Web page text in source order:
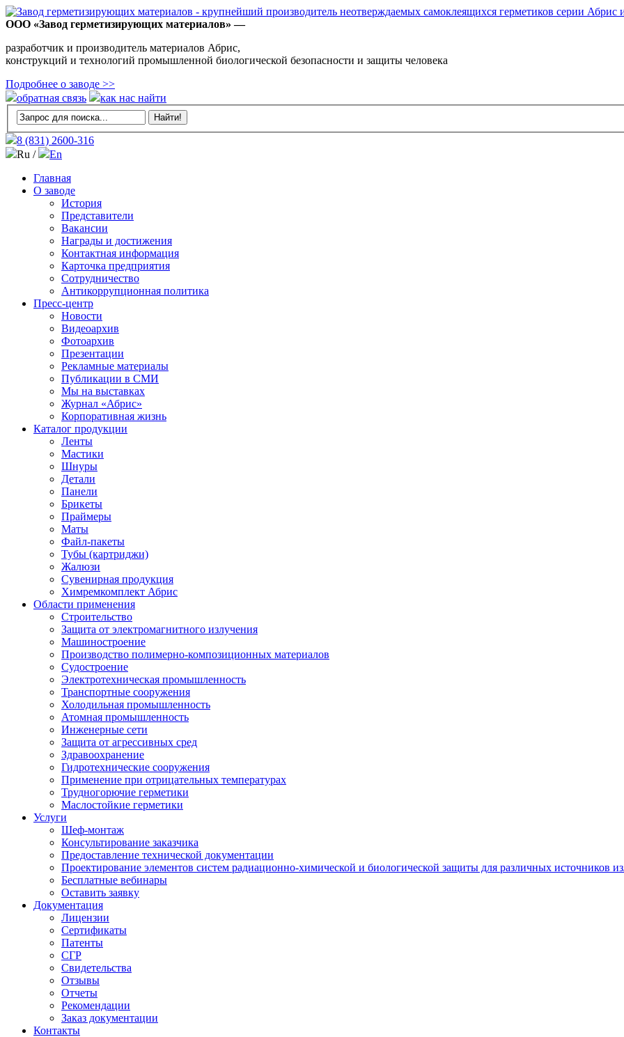
ООО «Завод герметизирующих материалов» —
разработчик и производитель материалов Абрис,
конструкций и технологий промышленной биологической безопасности и защиты человека
Подробнее о заводе >>
обратная связь
как нас найти
8 (831) 2600-316
Ru /
En
Главная
О заводе
История
Представители
Вакансии
Награды и достижения
Контактная информация
Карточка предприятия
Сотрудничество
Антикоррупционная политика
Пресс-центр
Новости
Видеоархив
Фотоархив
Презентации
Рекламные материалы
Публикации в СМИ
Мы на выставках
Журнал «Абрис»
Корпоративная жизнь
Каталог продукции
Ленты
Мастики
Шнуры
Детали
Панели
Брикеты
Праймеры
Маты
Файл-пакеты
Тубы (картриджи)
Жалюзи
Сувенирная продукция
Химремкомплект Абрис
Области применения
Строительство
Защита от электромагнитного излучения
Машиностроение
Производство полимерно-композиционных материалов
Судостроение
Электротехническая промышленность
Транспортные сооружения
Холодильная промышленность
Атомная промышленность
Инженерные сети
Защита от агрессивных сред
Здравоохранение
Гидротехнические сооружения
Применение при отрицательных температурах
Трудногорючие герметики
Маслостойкие герметики
Услуги
Шеф-монтаж
Консультирование заказчика
Предоставление технической документации
Проектирование элементов систем радиационно-химической и биологической защиты для различных источников
Бесплатные вебинары
Оставить заявку
Документация
Лицензии
Сертификаты
Патенты
СГР
Свидетельства
Отзывы
Отчеты
Рекомендации
Заказ документации
Контакты